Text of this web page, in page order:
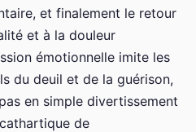
et finalement le retour
et à la douleur
émotionnelle imite les
du deuil et de la guérison,
en simple divertissement
de